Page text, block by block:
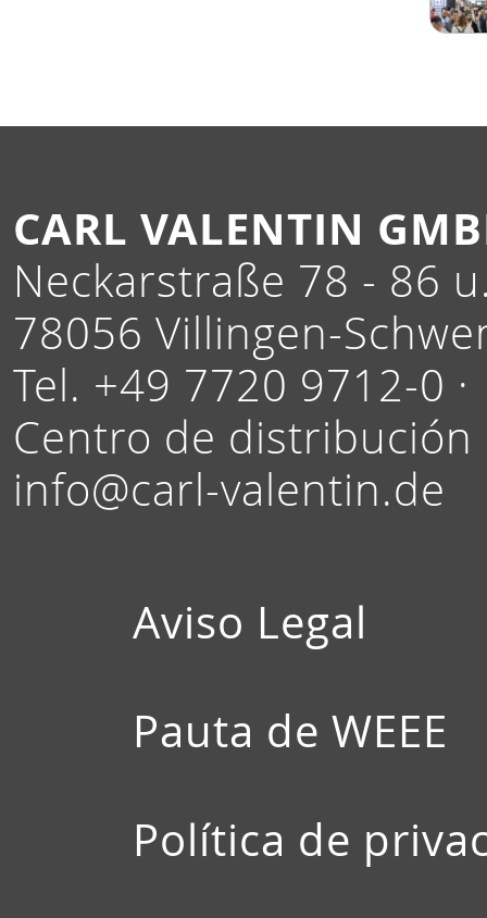
CARL VALENTIN
Neckarstraße 78 - 86
78056 Villingen-
Tel. +49 7720 9712-0 ·
Centro de distribución
info@carl-valentin.de
Aviso Legal
Pauta de WEEE
Política de